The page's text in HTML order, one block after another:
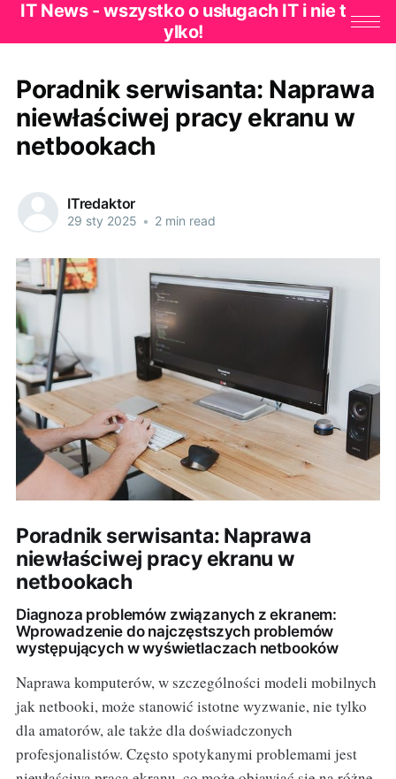
IT News - wszystko o usługach IT i nie t
ylko!
Poradnik serwisanta: Naprawa
niewłaściwej pracy ekranu w
netbookach
ITredaktor
29 sty 2025 • 2 min read
Poradnik serwisanta: Naprawa
niewłaściwej pracy ekranu w
netbookach
Diagnoza problemów związanych z ekranem:
Wprowadzenie do najczęstszych problemów
występujących w wyświetlaczach netbooków
Naprawa komputerów, w szczególności modeli mobilnych
jak netbooki, może stanowić istotne wyzwanie, nie tylko
dla amatorów, ale także dla doświadczonych
profesjonalistów. Często spotykanymi problemami jest